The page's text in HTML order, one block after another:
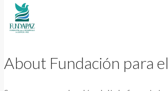
About Fundación para